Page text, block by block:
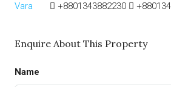
+8801343882230
Enquire About This Property
Name